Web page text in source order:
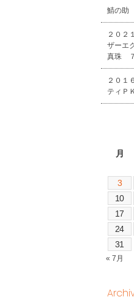
鯖の助
２０２
ザーエ
真珠
２０１
ティＰ
月
3
10
17
24
31
« 7月